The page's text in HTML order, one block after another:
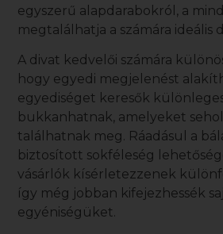
egyszerű alapdarabokról, a
megtalálhatja a számára ideális
A divat kedvelői számára
hogy egyedi megjelenést
egyediséget keresők
bukkanhatnak, amelyeket
találhatnak meg. Ráadásul a
biztosított sokféleség
vásárlók kísérletezzenek
így még jobban kifejezhessék
egyéniségüket.